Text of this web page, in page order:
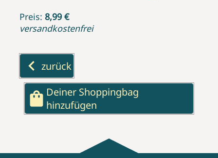
Preis: 8,99 €
versandkostenfrei
keyboard_arrow_left zurück
shopping_bag Deiner Shoppingbag
hinzufügen